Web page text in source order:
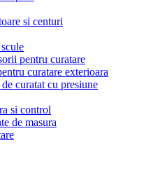
si centuri
pentru curatare
curatare exterioara
curatat cu presiune
si control
de masura